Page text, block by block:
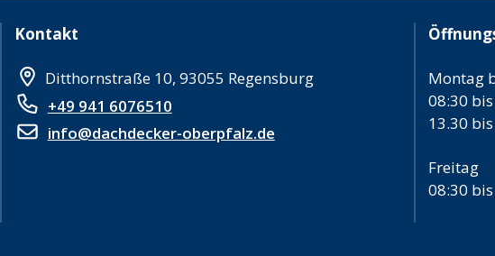
Kontakt
Ditthornstraße 10, 93055 Regensburg
+49 941 6076510
info@dachdecker-oberpfalz.de
Montag
08:30
13.30
Freitag
08:30